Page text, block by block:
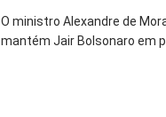
O ministro Alexandre de
mantém Jair Bolsonaro em